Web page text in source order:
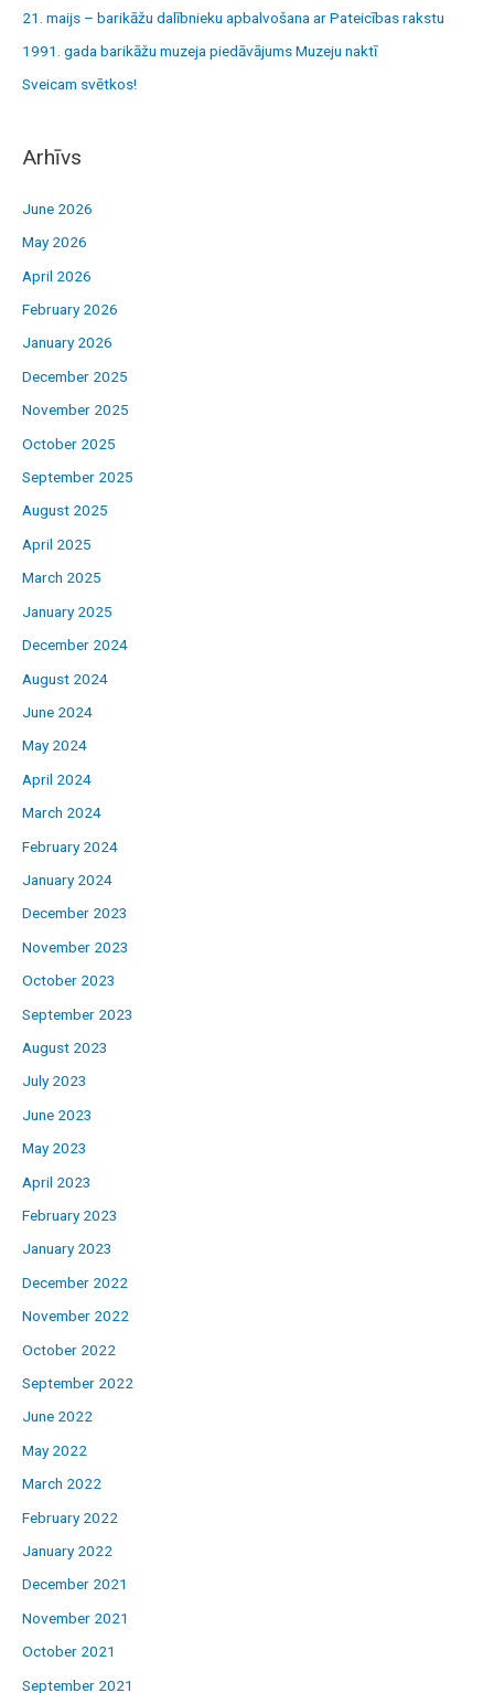
21. maijs – barikāžu dalībnieku apbalvošana ar Pateicības rakstu
1991. gada barikāžu muzeja piedāvājums Muzeju naktī
Sveicam svētkos!
Arhīvs
June 2026
May 2026
April 2026
February 2026
January 2026
December 2025
November 2025
October 2025
September 2025
August 2025
April 2025
March 2025
January 2025
December 2024
August 2024
June 2024
May 2024
April 2024
March 2024
February 2024
January 2024
December 2023
November 2023
October 2023
September 2023
August 2023
July 2023
June 2023
May 2023
April 2023
February 2023
January 2023
December 2022
November 2022
October 2022
September 2022
June 2022
May 2022
March 2022
February 2022
January 2022
December 2021
November 2021
October 2021
September 2021